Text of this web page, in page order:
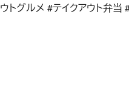
グルメ #テイクアウト弁当